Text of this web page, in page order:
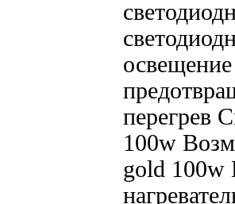
освещение
перегрев
100w
gold 100w